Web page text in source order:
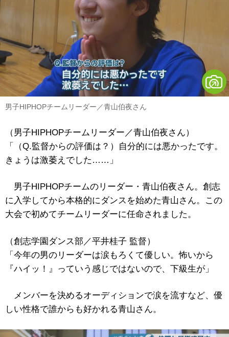
男子HIPHOPチームリーダー／青山伯夜さん
（男子HIPHOPチームリーダー／青山伯夜さん）
「（Q.監督からの評価は？）自分的には悪かったです。
きょうは激萎えでした……」
男子HIPHOPチームのリーダー・青山伯夜さん。創志
に入学してから本格的にダンスを始めた青山さん。この
大会で初めてチームリーダーに任命されました。
（創志学園ダンス部／平井桂子 監督）
「今年の男のリーダーは涙もろくて優しい。怖いから
『ハイッ！』っていう感じではないので、下級生が」
メンバーを決めるオーディションで涙を流すなど、優
しい性格で誰からも好かれる青山さん。